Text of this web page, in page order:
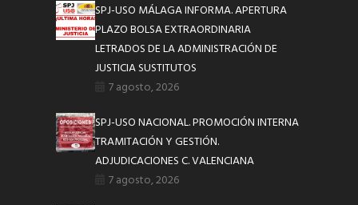
SPJ-USO MÁLAGA INFORMA. APERTURA
PLAZO BOLSA EXTRAORDINARIA
LETRADOS DE LA ADMINISTRACIÓN DE
JUSTICIA SUSTITUTOS
7 agosto, 2026
SPJ-USO NACIONAL. PROMOCIÓN INTERNA
TRAMITACIÓN Y GESTIÓN.
ADJUDICACIONES C. VALENCIANA
7 agosto, 2026